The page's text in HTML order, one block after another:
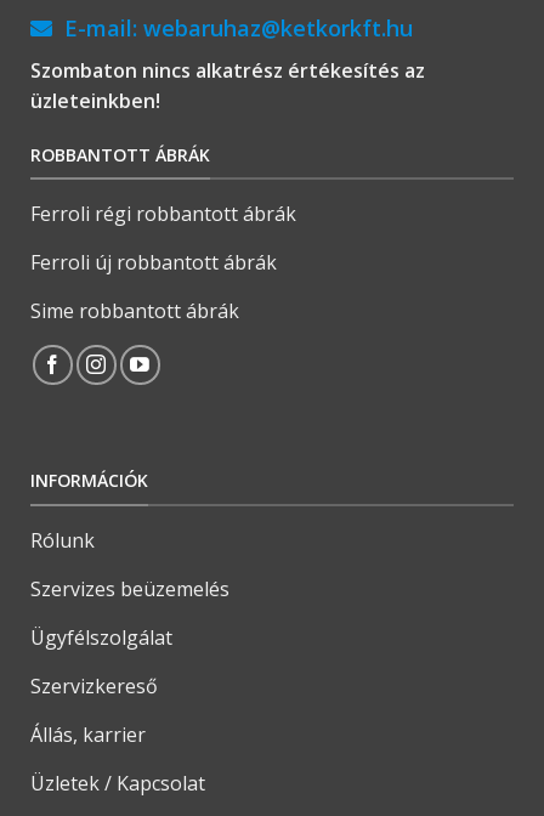
E-mail: webaruhaz@ketkorkft.hu
Szombaton nincs alkatrész értékesítés az
üzleteinkben!
ROBBANTOTT ÁBRÁK
Ferroli régi robbantott ábrák
Ferroli új robbantott ábrák
Sime robbantott ábrák
INFORMÁCIÓK
Rólunk
Szervizes beüzemelés
Ügyfélszolgálat
Szervizkereső
Állás, karrier
Üzletek / Kapcsolat